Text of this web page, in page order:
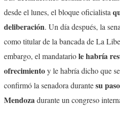
desde el lunes, el bloque oficialista
deliberación. Un día después, la
como titular de la bancada de La
embargo, el mandatariole habría
ofrecimientoy le habría dicho que
confirmó la senadora durantesu
Mendozadurante un congreso